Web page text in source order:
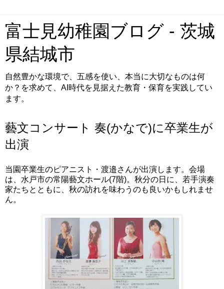
富士見幼稚園ブログ - 茨城
県結城市
自然豊かな環境で、五感を使い、本当に大切なものは何
か？を求めて、AI時代を見据えた教育・保育を実践してい
ます。
藝文コンサート 奏(かなで)に卒業生が
出演
当園卒業生のピアニスト・渡邉さんが出演します。会場
は、水戸市の常陽藝文ホール(7階)。秋分の日に、若手演奏
家たちとともに、秋の訪れを味わうのも良いかもしれませ
ん。